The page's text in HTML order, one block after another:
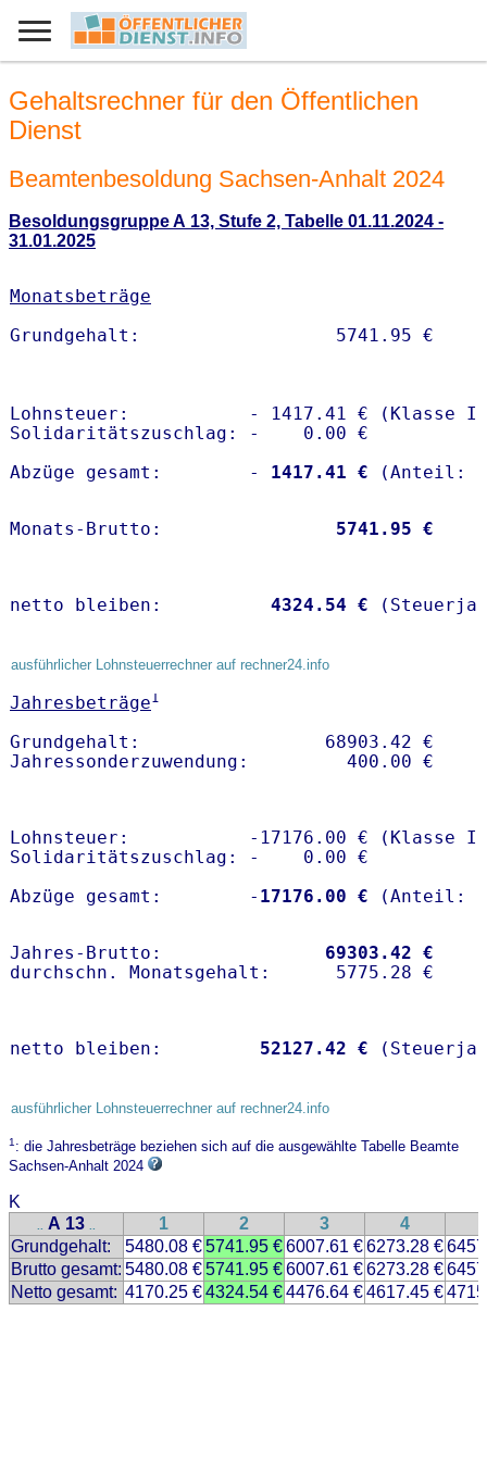
Gehaltsrechner für den Öffentlichen
Dienst
Beamtenbesoldung Sachsen-Anhalt 2024
Besoldungsgruppe A 13, Stufe 2, Tabelle 01.11.2024 -
31.01.2025
Monatsbeträge
Lohnsteuer:           - 1417.41 € (Klasse I)
Solidaritätszuschlag: -    0.00 €
Abzüge gesamt:        -
1417.41 €
Monats-Brutto: 5741.95 €
netto bleiben: 4324.54 €
ausführlicher Lohnsteuerrechner auf rechner24.info
Jahresbeträge1
Grundgehalt:                 68903.42 €
Lohnsteuer:           -17176.00 € (Klasse I)
Solidaritätszuschlag: -    0.00 €
Abzüge gesamt:        - 17176.00 €
Jahres-Brutto: 69303.42 €
netto bleiben: 52127.42 €
ausführlicher Lohnsteuerrechner auf rechner24.info
1: die Jahresbeträge beziehen sich auf die ausgewählte Tabelle Beamte
Sachsen-Anhalt 2024
K
.. A 13 .. 1 2 3 4
Grundgehalt:
5480.08 €5741.95 €6007.61 €6273.28 €
Brutto gesamt: 5480.08 €5741.95 €6007.61 €6273.28 €
Netto gesamt: 4170.25 €4324.54 €4476.64 €4617.45 €